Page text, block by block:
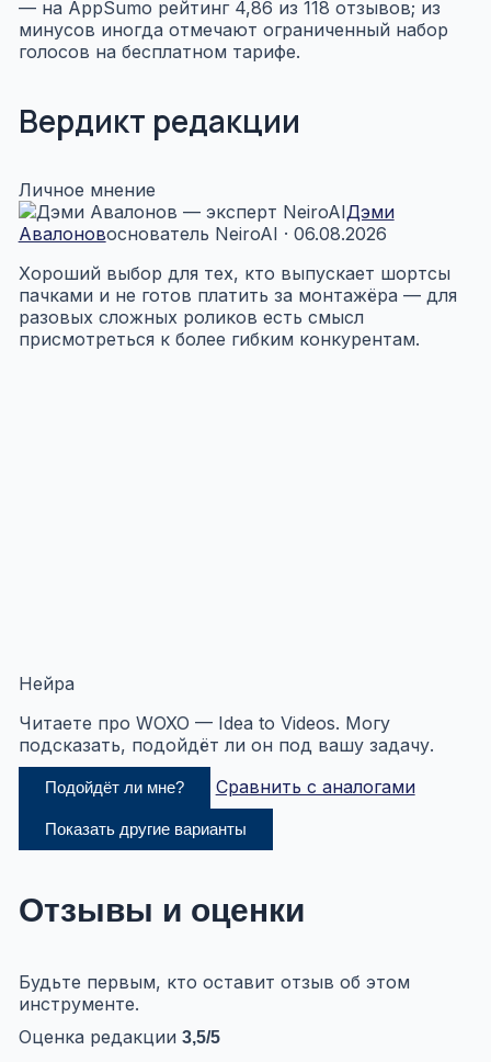
— на AppSumo рейтинг 4,86 из 118 отзывов; из
минусов иногда отмечают ограниченный набор
голосов на бесплатном тарифе.
Вердикт редакции
Личное мнение
Дэми
Авалоновоснователь NeiroAI · 06.08.2026
Хороший выбор для тех, кто выпускает шортсы
пачками и не готов платить за монтажёра — для
разовых сложных роликов есть смысл
присмотреться к более гибким конкурентам.
Нейра
Читаете про WOXO — Idea to Videos. Могу
подсказать, подойдёт ли он под вашу задачу.
Подойдёт ли мне? Сравнить с аналогами
Показать другие варианты
Отзывы и оценки
Будьте первым, кто оставит отзыв об этом
инструменте.
Оценка редакции 3,5/5